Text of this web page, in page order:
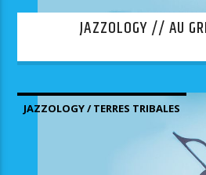
JAZZOLOGY // AU
JAZZOLOGY / TERRES TRIBALES